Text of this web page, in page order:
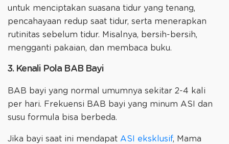
untuk menciptakan suasana tidur yang tenang,
pencahayaan redup saat tidur, serta menerapkan
rutinitas sebelum tidur. Misalnya, bersih-bersih,
mengganti pakaian, dan membaca buku.
3. Kenali Pola BAB Bayi
BAB bayi yang normal umumnya sekitar 2-4 kali
per hari. Frekuensi BAB bayi yang minum ASI dan
susu formula bisa berbeda.
Jika bayi saat ini mendapat ASI eksklusif, Mama